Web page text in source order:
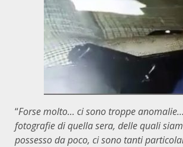
“Forse molto… ci sono troppe anomalie…
fotografie di quella sera, delle quali
possesso da poco, ci sono tanti